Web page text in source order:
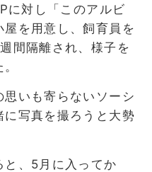
に対し「このアルビ
屋を用意し、飼育員を
間隔離され、様子を
いも寄らないソーシ
に写真を撮ろうと大勢
と、5月に入ってか